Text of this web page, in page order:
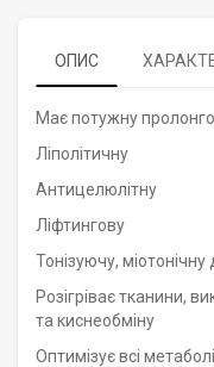
ОПИС
Має потужну
Ліполітичну
Антицелюлітну
Ліфтингову
Тонізуючу, міотонічну
Розігріває тканини,
та киснеобміну
Оптимізує всі